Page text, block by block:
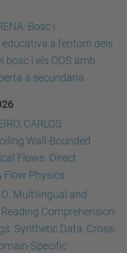
Bosc i
a l’entorn dels
bosc i els ODS amb
a secundària
CARLOS
Wall-Bounded
Flows: Direct
Flow Physics
Multilingual and
Comprehension
Synthetic Data, Cross-
Specific